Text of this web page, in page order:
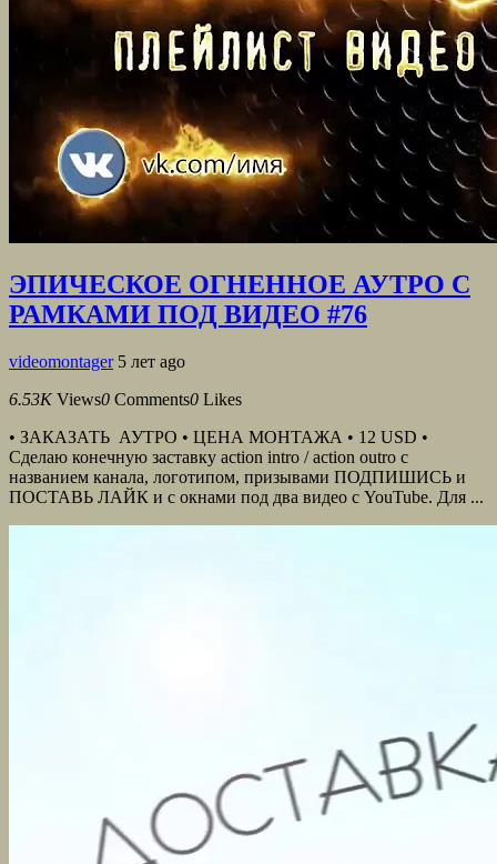
ЭПИЧЕСКОЕ ОГНЕННОЕ АУТРО С
РАМКАМИ ПОД ВИДЕО #76
videomontager 5 лет ago
6.53K Views0 Comments0 Likes
• ЗАКАЗАТЬ АУТРО • ЦЕНА МОНТАЖА • 12 USD •
Сделаю конечную заставку action intro / action outro с
названием канала, логотипом, призывами ПОДПИШИСЬ и
ПОСТАВЬ ЛАЙК и с окнами под два видео с YouTube. Для ...